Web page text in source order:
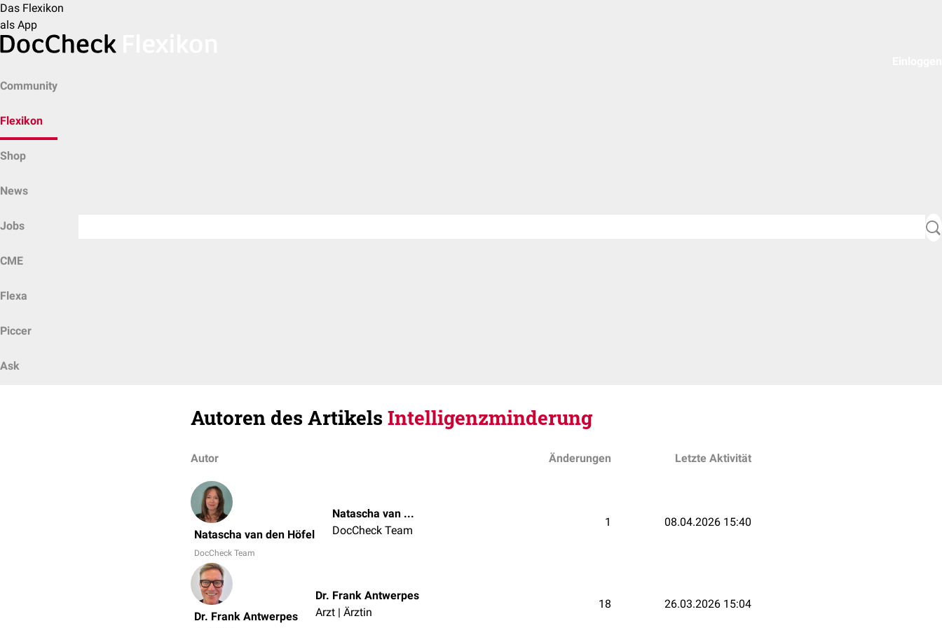
Das Flexikon
als App
Community
Flexikon
Shop
News
Jobs
CME
Flexa
Piccer
Ask
Autoren des ArtikelsIntelligenzminderung
Autor Änderungen Letzte Aktivität
Natascha van den Höfel
DocCheck Team
Natascha van den Höfel
DocCheck Team
1 08.04.2026 15:40
Dr. Frank Antwerpes
Dr. Frank Antwerpes
Arzt | Ärztin
18 26.03.2026 15:04